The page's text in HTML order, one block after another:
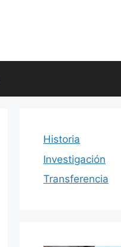
Historia
Investigación
Transferencia